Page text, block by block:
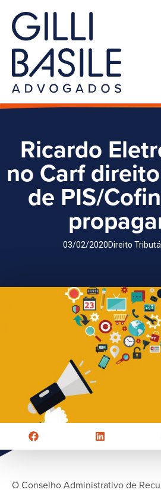
Ricardo
no Carf
de PIS/
03/02/2020Direito
O Conselho Administrativo de